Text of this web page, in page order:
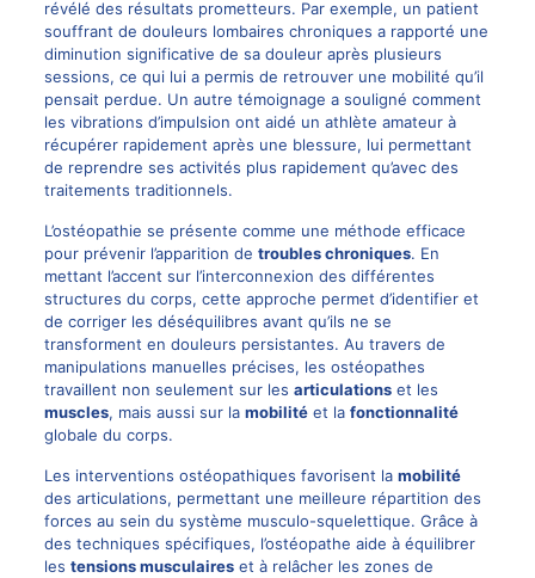
révélé des résultats prometteurs. Par exemple, un patient
souffrant de douleurs lombaires chroniques a rapporté une
diminution significative de sa douleur après plusieurs
sessions, ce qui lui a permis de retrouver une mobilité qu’il
pensait perdue. Un autre témoignage a souligné comment
les vibrations d’impulsion ont aidé un athlète amateur à
récupérer rapidement après une blessure, lui permettant
de reprendre ses activités plus rapidement qu’avec des
traitements traditionnels.
L’ostéopathie se présente comme une méthode efficace
pour prévenir l’apparition de troubles chroniques. En
mettant l’accent sur l’interconnexion des différentes
structures du corps, cette approche permet d’identifier et
de corriger les déséquilibres avant qu’ils ne se
transforment en douleurs persistantes. Au travers de
manipulations manuelles précises, les ostéopathes
travaillent non seulement sur les articulationset les
muscles, mais aussi sur la mobilitéet la fonctionnalité
globale du corps.
Les interventions ostéopathiques favorisent la mobilité
des articulations, permettant une meilleure répartition des
forces au sein du système musculo-squelettique. Grâce à
des techniques spécifiques, l’ostéopathe aide à équilibrer
les tensions musculaireset à relâcher les zones de